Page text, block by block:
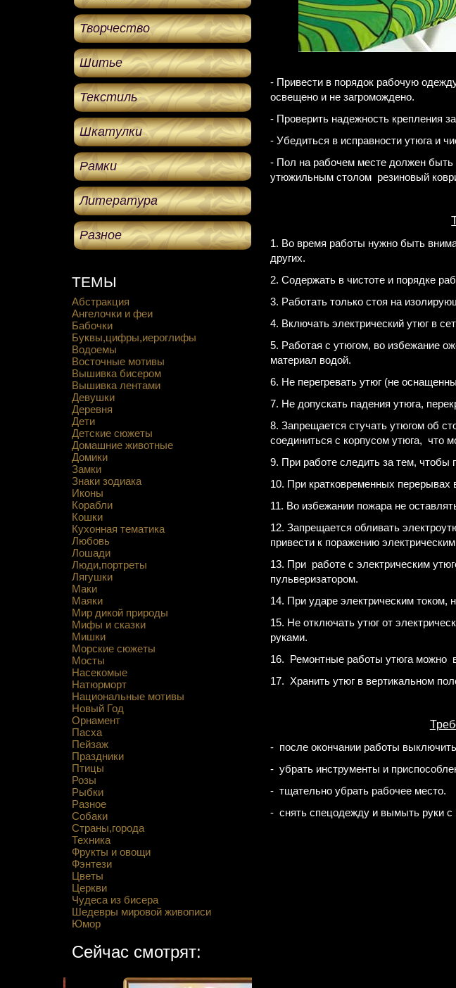
Творчество
Шитье
Текстиль
Шкатулки
Рамки
Литература
Разное
ТЕМЫ
Абстракция
Ангелочки и феи
Бабочки
Буквы,цифры,иероглифы
Водоемы
Восточные мотивы
Вышивка бисером
Вышивка лентами
Девушки
Деревня
Дети
Детские сюжеты
Домашние животные
Домики
Замки
Знаки зодиака
Иконы
Корабли
Кошки
Кухонная тематика
Любовь
Лошади
Люди,портреты
Лягушки
Маки
Маяки
Мир дикой природы
Мифы и сказки
Мишки
Морские сюжеты
Мосты
Насекомые
Натюрморт
Национальные мотивы
Новый Год
Орнамент
Пасха
Пейзаж
Праздники
Птицы
Розы
Рыбки
Разное
Собаки
Страны,города
Техника
Фрукты и овощи
Фэнтези
Цветы
Церкви
Чудеса из бисера
Шедевры мировой живописи
Юмор
Сейчас смотрят:
- Привести в порядок рабочую
освещено и не загромождено.
- Проверить надежность крепления
- Убедиться в исправности утюга и
- Пол на рабочем месте должен быть
утюжильным столом резино­вый
1. Во время работы нужно быть
других.
2. Содержать в чистоте и порядке
3. Работать только стоя на
4. Включать электрический утюг в
5. Работая с утюгом, во избежание
материал водой.
6. Не перегревать утюг (не
7. Не допускать падения утюга,
8. Запрещается стучать утюгом об
соединиться с корпусом утюга, что
9. При работе следить за тем, чтобы
10. При кратковременных перерывах
11. Во избежании пожара не
12. Запрещается обливать
привести к поражению
13. При работе с электрическим
пульверизатором.
14. При ударе электрическим током,
15. Не отключать утюг от
руками.
16. Ремонтные работы утюга можно
17. Хранить утюг в вертикальном
- после окончании работы
- убрать инструменты и
- тщательно убрать рабочее место.
- снять спецодежду и вымыть руки